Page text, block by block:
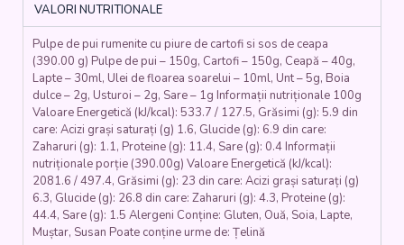
SOS
LEGUME
(pulpe
ceapă,
usturoi,
boia,
cartofi,
lapte,
VALORI NUTRITIONALE
Pulpe de pui rumenite cu piure de cartofi si sos de ceapa
(390.00 g) Pulpe de pui – 150g, Cartofi – 150g, Ceapă – 40g,
Lapte – 30ml, Ulei de floarea soarelui – 10ml, Unt – 5g, Boia
dulce – 2g, Usturoi – 2g, Sare – 1g Informații nutriționale 100g
Valoare Energetică (kJ/kcal): 533.7 / 127.5, Grăsimi (g): 5.9 din
care: Acizi grași saturați (g) 1.6, Glucide (g): 6.9 din care:
Zaharuri (g): 1.1, Proteine (g): 11.4, Sare (g): 0.4 Informații
nutriționale porție (390.00g) Valoare Energetică (kJ/kcal):
2081.6 / 497.4, Grăsimi (g): 23 din care: Acizi grași saturați (g)
6.3, Glucide (g): 26.8 din care: Zaharuri (g): 4.3, Proteine (g):
44.4, Sare (g): 1.5 Alergeni Conține: Gluten, Ouă, Soia, Lapte,
Muștar, Susan Poate conține urme de: Țelină